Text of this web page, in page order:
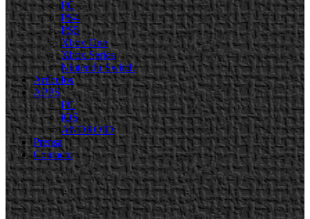
PC
PS4
PS5
Xbox One
Xbox Series
Nintendo Switch
Artículos
APPS
PC
iOS
ANDROID
Prensa
Contacto